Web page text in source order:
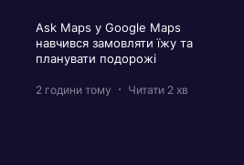
Ask Maps у Google Maps
навчився замовляти їжу та
планувати подорожі
2 години тому Читати 2 хв